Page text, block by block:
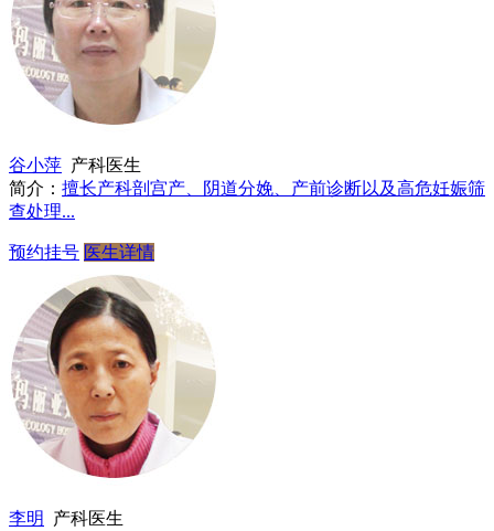
谷小萍 产科医生
简介： 擅长产科剖宫产、阴道分娩、产前诊断以及高危妊娠筛
查处理...
预约挂号 医生详情
李明
产科医生